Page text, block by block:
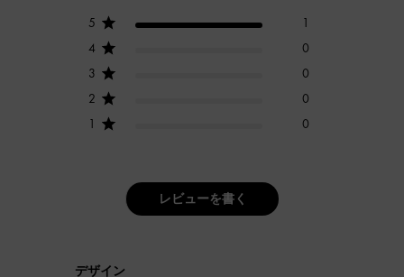
5
1
4
0
3
0
2
0
1
0
レビューを書く
デザイン